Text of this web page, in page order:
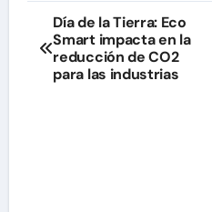
Navegación
de
entradas
Día de la Tierra: Eco
Smart impacta en la
reducción de CO2
para las industrias